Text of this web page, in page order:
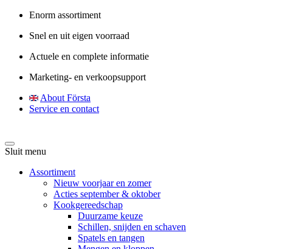
Enorm assortiment
Snel en uit eigen voorraad
Actuele en complete informatie
Marketing- en verkoopsupport
About Första
Service en contact
Sluit menu
Assortiment
Nieuw voorjaar en zomer
Acties september & oktober
Kookgereedschap
Duurzame keuze
Schillen, snijden en schaven
Spatels en tangen